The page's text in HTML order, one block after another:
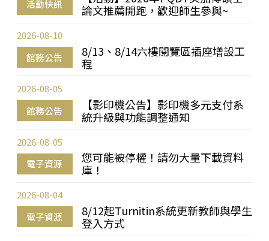
活動快訊
論文推薦開跑，歡迎師生參與~
館務公告
8/13、8/14六樓閱覽區插座增設工
程
2026-08-10
館務公告
【影印機公告】影印機多元支付系
統升級與功能調整通知
2026-08-05
電子資源
您可能被停權！請勿大量下載資料
庫！
2026-08-05
電子資源
8/12起Turnitin系統更新教師與學生
登入方式
2026-08-04